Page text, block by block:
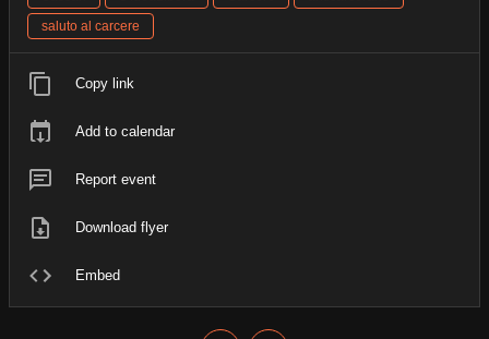
saluto al carcere
Copy link
Add to calendar
Report event
Download flyer
Embed